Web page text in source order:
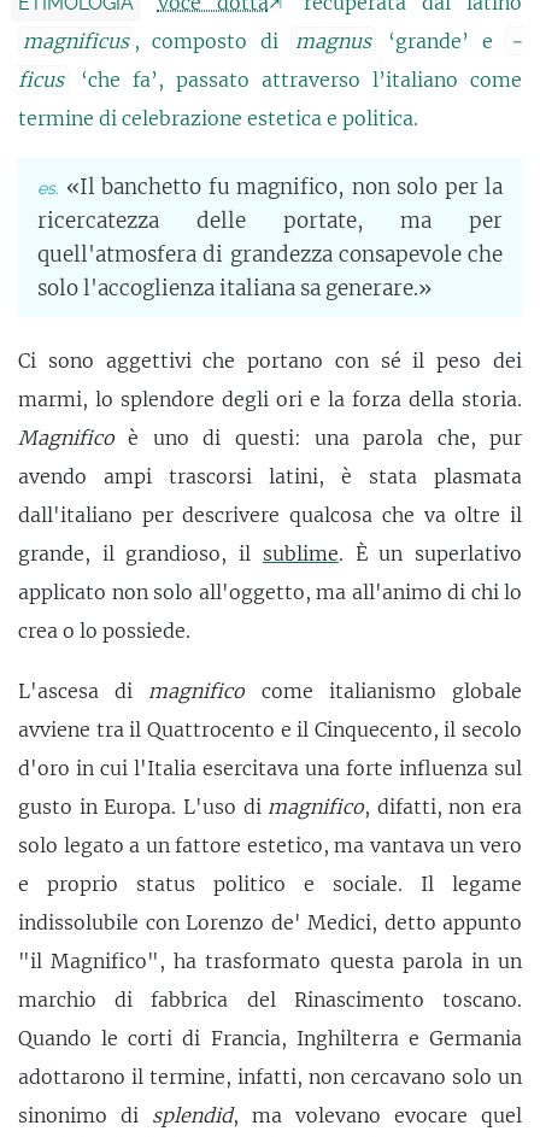
magnificus , composto di magnus ‘grande’ e
-
ficus
‘che fa’, passato attraverso l’italiano come
termine di celebrazione estetica e politica.
«Il banchetto fu magnifico, non solo per la
ricercatezza delle portate, ma per
quell'atmosfera di grandezza consapevole che
solo l'accoglienza italiana sa generare.»
Ci sono aggettivi che portano con sé il peso dei
marmi, lo splendore degli ori e la forza della storia.
Magnifico è uno di questi: una parola che, pur
avendo ampi trascorsi latini, è stata plasmata
dall'italiano per descrivere qualcosa che va oltre il
grande, il grandioso, il sublime. È un superlativo
applicato non solo all'oggetto, ma all'animo di chi lo
crea o lo possiede.
L'ascesa di magnifico come italianismo globale
avviene tra il Quattrocento e il Cinquecento, il secolo
d'oro in cui l'Italia esercitava una forte influenza sul
gusto in Europa. L'uso di magnifico, difatti, non era
solo legato a un fattore estetico, ma vantava un vero
e proprio status politico e sociale. Il legame
indissolubile con Lorenzo de' Medici, detto appunto
"il Magnifico", ha trasformato questa parola in un
marchio di fabbrica del Rinascimento toscano.
Quando le corti di Francia, Inghilterra e Germania
adottarono il termine, infatti, non cercavano solo un
sinonimo di splendid, ma volevano evocare quel